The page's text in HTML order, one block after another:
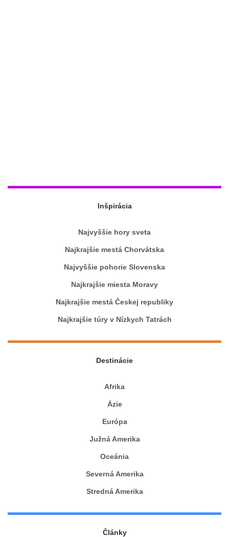
Inšpirácia
Najvyššie hory sveta
Najkrajšie mestá Chorvátska
Najvyššie pohorie Slovenska
Najkrajšie miesta Moravy
Najkrajšie mestá Českej republiky
Najkrajšie túry v Nízkych Tatrách
Destinácie
Afrika
Ázie
Európa
Južná Amerika
Oceánia
Severná Amerika
Stredná Amerika
Články